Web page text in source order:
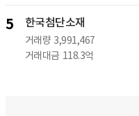
5 한국첨단소재
거래량 3,991,467
거래대금 118.3억